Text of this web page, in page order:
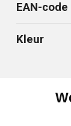
EAN-code
Kleur